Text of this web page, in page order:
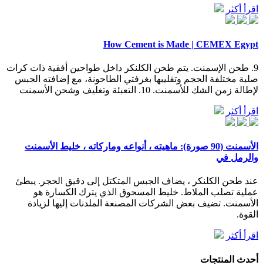
اقرأ أكثر
How Cement is Made | CEMEX Egypt
9. طحن الإسمنت. يتم طحن الكلنكر داخل طواحين أفقية ذات كرات
صلبة مختلفة الحجم وتقليبها بغرفتي الطاحونة، مع إضافته الجبس
لإطالة زمن الشك للأسمنت. 10. التعبئة وتغليف وشحن الأسمنت
اقرأ أكثر
الأسمنت (90 صورة): ماهيته ، أنواعه وماركاته ، خليط الأسمنت
والرمل في
عند طحن الكلنكر ، يضاف الجبس المتكتل إلى دقيق الحجر. يبطئ
عملية تصلب الملاط. خليط المسحوق الذي يترك الكسارة هو
الأسمنت. تضيف بعض الشركات المصنعة الملدنات إليها لزيادة
القوة.
اقرأ أكثر
أحدث المنتجات